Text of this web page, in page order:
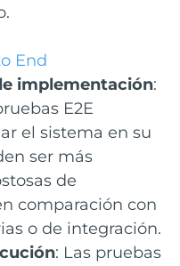
End
implementación:
E2E
el sistema en su
ser más
de
comparación con
o de integración.
: Las pruebas